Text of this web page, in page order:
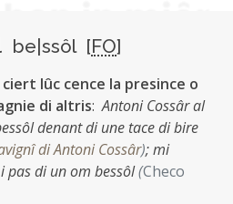
be|ssôl [FO]
lûc cence la presince o
di altris:Antoni Cossâr al
denant di une tace di bire
di Antoni Cossâr);mi
pas di un om bessôl(Checo